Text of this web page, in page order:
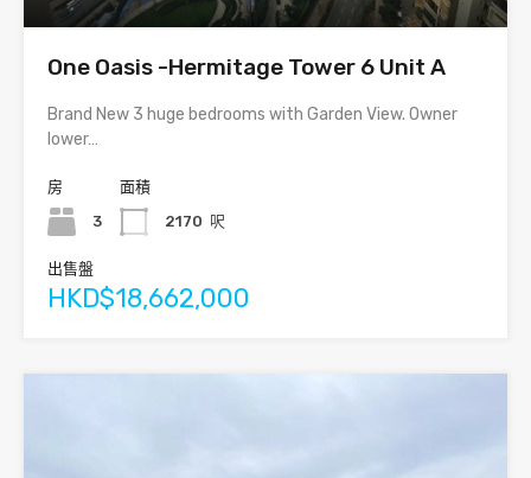
One Oasis -Hermitage Tower 6 Unit A
Brand New 3 huge bedrooms with Garden View. Owner
lower…
房
3
面積
2170 呎
出售盤
HKD$18,662,000